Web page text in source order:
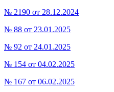
№ 2190 от 28.12.2024
№ 88 от 23.01.2025
№ 92 от 24.01.2025
№ 154 от 04.02.2025
№ 167 от 06.02.2025